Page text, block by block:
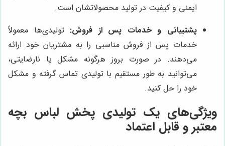
ایمنی و کیفیت در تولید محصولاتشان است.
پشتیبانی و خدمات پس از فروش: تولیدی‌ها معمولاً
خدمات پس از فروش مناسبی را به مشتریان خود ارائه
می‌دهند. در صورت بروز هرگونه مشکل یا نارضایتی،
می‌توانید به طور مستقیم با تولیدی تماس گرفته و مشکل
خود را حل کنید.
ویژگی‌های یک تولیدی پخش لباس بچه
معتبر و قابل اعتماد